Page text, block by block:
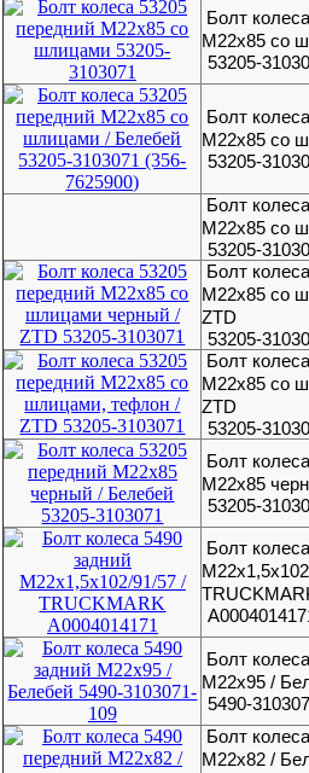
Болт
М22х85 со
53205-
Болт
М22х85 со
53205-
Болт
М22х85 со
53205-
Болт
М22х85 со
ZTD
53205-
Болт
М22х85 со
ZTD
53205-
Болт
М22х85
53205-
Болт
Болт
М22х95 /
5490-
Болт
М22х82 /